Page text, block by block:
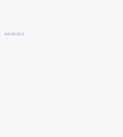
ANNONS